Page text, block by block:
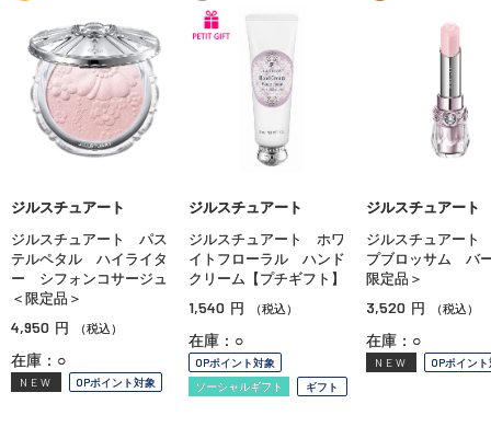
ジルスチュアート
ジルスチュアート パス
テルペタル ハイライタ
ー シフォンコサージュ
＜限定品＞
4,950 円 （税込）
在庫：○
NEW OPポイント対象
ジルスチュアート
ジルスチュアート ホワ
イトフローラル ハンド
クリーム【プチギフト】
1,540 円 （税込）
在庫：○
OPポイント対象
ソーシャルギフト
ギフト
ジルスチュアート
ジルスチュアー
プブロッサム バ
限定品＞
3,520 円 （税込）
在庫：○
NEW OPポイン